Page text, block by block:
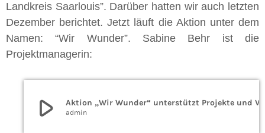
Landkreis Saarlouis”. Darüber hatten wir auch letzten
Dezember berichtet. Jetzt läuft die Aktion unter dem
Namen: “Wir Wunder”. Sabine Behr ist die
Projektmanagerin:
play_arrow admin